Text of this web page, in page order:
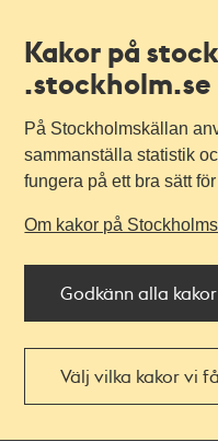
Kakor på
.stockholm.se
På Stockholmskällan
sammanställa statistik
fungera på ett bra sätt
Om kakor på
Godkänn alla kakor
Välj vilka kakor vi